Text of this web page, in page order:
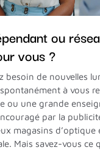
ou
vous ?
besoin de nouvelles
à vous
ou une grande
par la
magasins d’optique
Mais savez-vous ce